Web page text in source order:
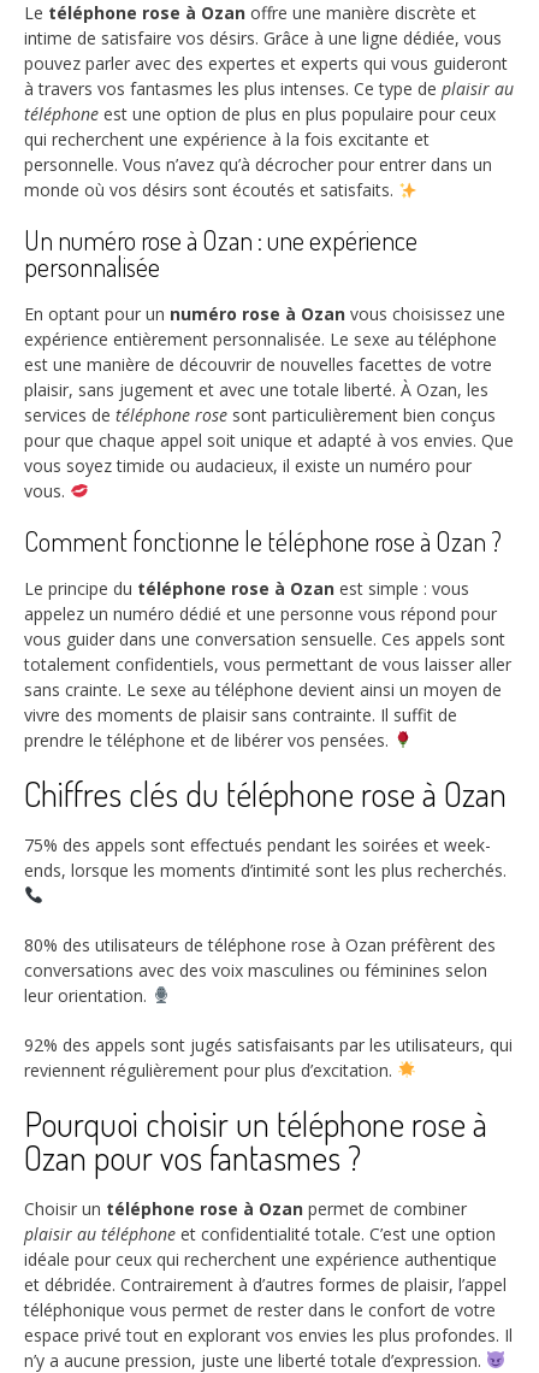
Le téléphone rose à Ozan offre une manière discrète et
intime de satisfaire vos désirs. Grâce à une ligne dédiée, vous
pouvez parler avec des expertes et experts qui vous guideront
à travers vos fantasmes les plus intenses. Ce type de plaisir au
téléphone est une option de plus en plus populaire pour ceux
qui recherchent une expérience à la fois excitante et
personnelle. Vous n’avez qu’à décrocher pour entrer dans un
monde où vos désirs sont écoutés et satisfaits.
Un numéro rose à Ozan : une expérience
personnalisée
En optant pour un numéro rose à Ozan vous choisissez une
expérience entièrement personnalisée. Le sexe au téléphone
est une manière de découvrir de nouvelles facettes de votre
plaisir, sans jugement et avec une totale liberté. À Ozan, les
services de téléphone rose sont particulièrement bien conçus
pour que chaque appel soit unique et adapté à vos envies. Que
vous soyez timide ou audacieux, il existe un numéro pour
vous.
Comment fonctionne le téléphone rose à Ozan ?
Le principe du téléphone rose à Ozan est simple : vous
appelez un numéro dédié et une personne vous répond pour
vous guider dans une conversation sensuelle. Ces appels sont
totalement confidentiels, vous permettant de vous laisser aller
sans crainte. Le sexe au téléphone devient ainsi un moyen de
vivre des moments de plaisir sans contrainte. Il suffit de
prendre le téléphone et de libérer vos pensées.
Chiffres clés du téléphone rose à Ozan
75% des appels sont effectués pendant les soirées et week-
ends, lorsque les moments d’intimité sont les plus recherchés.
80% des utilisateurs de téléphone rose à Ozan préfèrent des
conversations avec des voix masculines ou féminines selon
leur orientation.
92% des appels sont jugés satisfaisants par les utilisateurs, qui
reviennent régulièrement pour plus d’excitation.
Pourquoi choisir un téléphone rose à
Ozan pour vos fantasmes ?
Choisir un téléphone rose à Ozan permet de combiner
plaisir au téléphone et confidentialité totale. C’est une option
idéale pour ceux qui recherchent une expérience authentique
et débridée. Contrairement à d’autres formes de plaisir, l’appel
téléphonique vous permet de rester dans le confort de votre
espace privé tout en explorant vos envies les plus profondes. Il
n’y a aucune pression, juste une liberté totale d’expression.